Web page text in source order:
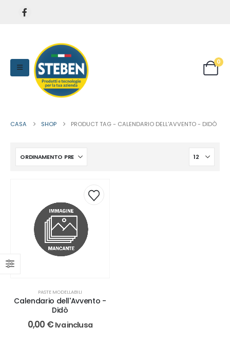
0
CASA SHOP PRODUCT TAG - CALENDARIO DELL'AVVENTO - DIDÒ
PASTE MODELLABILI
Calendario dell'Avvento -
Didò
0,00 € Iva inclusa